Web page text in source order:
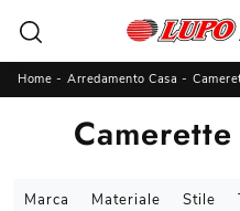
Home - Arredamento Casa -
Marca Materiale Stile